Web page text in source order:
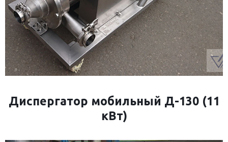
Диспергатор мобильный Д-130 (11
кВт)